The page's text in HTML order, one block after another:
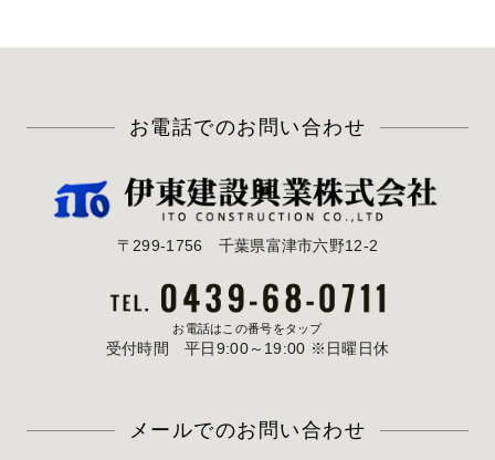
お電話でのお問い合わせ
〒299-1756 千葉県富津市六野12-2
お電話はこの番号をタップ
受付時間 平日9:00～19:00 ※日曜日休
メールでのお問い合わせ